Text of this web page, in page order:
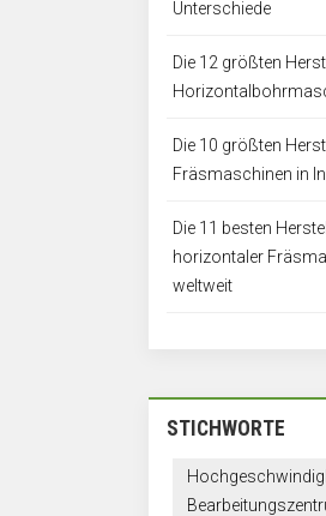
Unterschiede
Die 12 größten
Die 10 größten
Fräsmaschinen in
Die 11 besten
horizontaler
weltweit
STICHWORTE